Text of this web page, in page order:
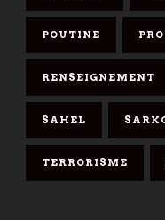
POUTINE
RENSEIGNEMENT
SAHEL
TERRORISME